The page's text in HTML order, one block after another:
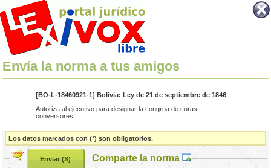
Envía la norma a tus amigos
[BO-L-18460921-1] Bolivia: Ley de 21 de septiembre de 1846
Autoriza al ejecutivo para designar la congrua de curas
conversores
Los datos marcados con (*) son obligatorios.
Comparte la norma